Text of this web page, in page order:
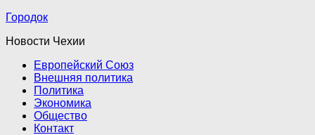
Городок
Новости Чехии
Европейский Союз
Внешняя политика
Политика
Экономика
Общество
Контакт